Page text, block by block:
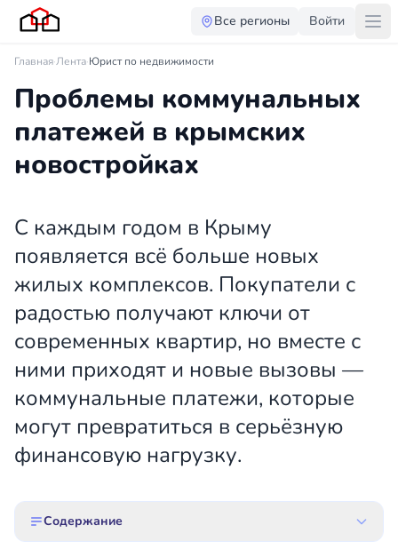
Все регионы Войти
Главная·Лента·Юрист по недвижимости
Проблемы коммунальных
платежей в крымских
новостройках
С каждым годом в Крыму
появляется всё больше новых
жилых комплексов. Покупатели с
радостью получают ключи от
современных квартир, но вместе с
ними приходят и новые вызовы —
коммунальные платежи, которые
могут превратиться в серьёзную
финансовую нагрузку.
Содержание